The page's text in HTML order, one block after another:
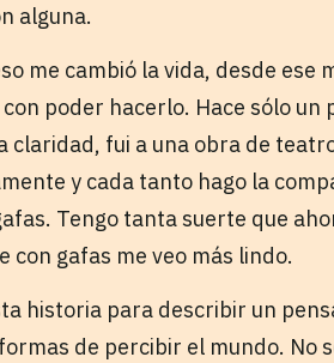
alguna.
me cambió la vida, desde
poder hacerlo. Hace sólo un
claridad, fui a una obra de
y cada tanto hago la
Tengo tanta suerte que
con gafas me veo más lindo.
historia para describir un
de percibir el mundo. No